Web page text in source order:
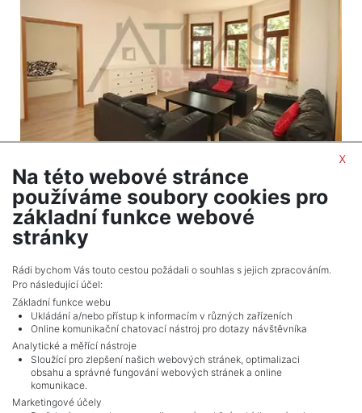
Apartment to rent / 3+1 (2 bedrooms) / 123 m
Praha 6 - Dejvice
36,500 CZK (month) Price
Adverts total10.
x
Na této webové stránce
používáme soubory cookies pro
základní funkce webové
stránky
Rádi bychom Vás touto cestou požádali o souhlas s jejich zpracováním.
Pro následující účel:
Základní funkce webu
Ukládání a/nebo přístup k informacím v různých zařízeních
Online komunikační chatovací nástroj pro dotazy návštěvníka
Analytické a měřící nástroje
Sloužící pro zlepšení našich webových stránek, optimalizaci
obsahu a správné fungování webových stránek a online
komunikace.
Marketingové účely